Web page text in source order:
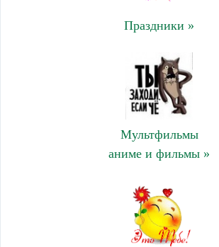
Праздники »
Мультфильмы
аниме и фильмы »